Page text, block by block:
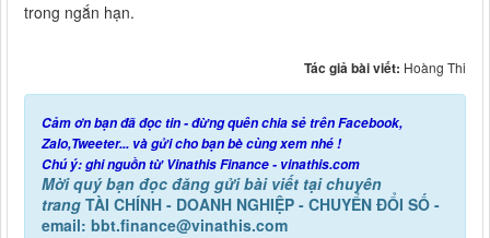
trong ngắn hạn.
Tác giả bài viết: Hoàng Thi
Cảm ơn bạn đã đọc tin - đừng quên chia sẻ trên Facebook,
Zalo,Tweeter... và gửi cho bạn bè cùng xem nhé !
Chú ý: ghi nguồn từ Vinathis Finance - vinathis.com
Mời quý bạn đọc đăng gửi bài viết tại chuyên
trang TÀI CHÍNH - DOANH NGHIỆP - CHUYỂN ĐỔI SỐ -
email: bbt.finance@vinathis.com